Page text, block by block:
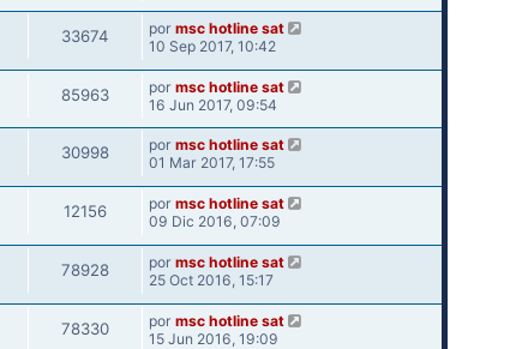
33674 por msc hotline sat
10 Sep 2017, 10:42
85963 por msc hotline sat
16 Jun 2017, 09:54
30998 por msc hotline sat
01 Mar 2017, 17:55
12156 por msc hotline sat
09 Dic 2016, 07:09
78928 por msc hotline sat
25 Oct 2016, 15:17
78330 por msc hotline sat
15 Jun 2016, 19:09